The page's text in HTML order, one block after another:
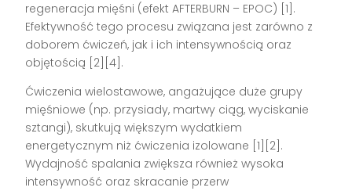
regeneracja mięśni (efekt AFTERBURN – EPOC) [1].
Efektywność tego procesu związana jest zarówno z
doborem ćwiczeń, jak i ich intensywnością oraz
objętością [2][4].
Ćwiczenia wielostawowe, angażujące duże grupy
mięśniowe (np. przysiady, martwy ciąg, wyciskanie
sztangi), skutkują większym wydatkiem
energetycznym niż ćwiczenia izolowane [1][2].
Wydajność spalania zwiększa również wysoka
intensywność oraz skracanie przerw